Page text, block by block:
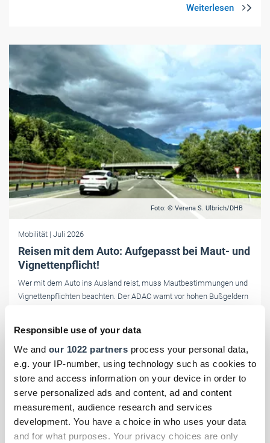
Responsible use of your data
We and our 1022 partners process your personal data,
e.g. your IP-number, using technology such as cookies to
store and access information on your device in order to
serve personalized ads and content, ad and content
measurement, audience research and services
development. You have a choice in who uses your data
and for what purposes. Your privacy choices are only
Foto: © Verena S. Ulbrich/DHB
Mobilität | Juli 2026
Reisen mit dem Auto: Aufgepasst bei Maut- und
Vignettenpflicht!
Wer mit dem Auto ins Ausland reist, muss Mautbestimmungen und
Vignettenpflichten beachten. Der ADAC warnt vor hohen Bußgeldern